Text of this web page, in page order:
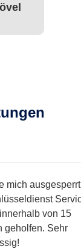
mich ausgesperrt
Service
von 15
Sehr